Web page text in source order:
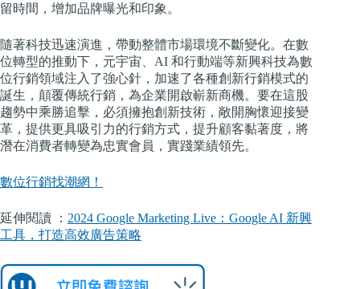
留時間，增加品牌曝光和印象。
隨著科技迅速演進，帶動整體市場環境不斷變化。在數
位轉型的推動下，元宇宙、AI 和行動端等新興科技為數
位行銷領域注入了強心針，加速了各種創新行銷模式的
誕生，顛覆傳統行銷，為企業開啟嶄新商機。要在這股
趨勢中乘勝追擊，必須擁抱創新技術，敞開胸懷迎接變
革，提供更具吸引力的行銷方式，提升顧客黏著度，將
潛在消費者轉變為忠實會員，實踐業績領先。
數位行銷找潮網！
延伸閱讀 ： 2024 Google Marketing Live：Google AI 新興
工具，打造高效廣告策略